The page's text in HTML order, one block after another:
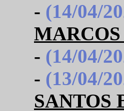
- (14/04/
- (14/04/
- (13/04/
SANTOS